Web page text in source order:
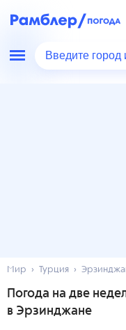
Введите город
Мир Турция
Погода на две
в Эрзинджане